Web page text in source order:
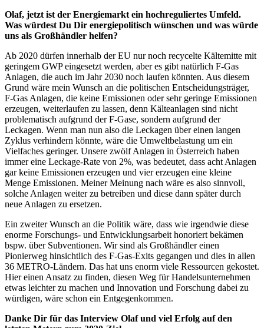
Olaf, jetzt ist der Energiemarkt ein hochreguliertes Umfeld.
Was würdest Du Dir energiepolitisch wünschen und was würde
uns als Großhändler helfen?
Ab 2020 dürfen innerhalb der EU nur noch recycelte Kältemitte mit
geringem GWP eingesetzt werden, aber es gibt natürlich F-Gas
Anlagen, die auch im Jahr 2030 noch laufen könnten. Aus diesem
Grund wäre mein Wunsch an die politischen Entscheidungsträger,
F-Gas Anlagen, die keine Emissionen oder sehr geringe Emissionen
erzeugen, weiterlaufen zu lassen, denn Kälteanlagen sind nicht
problematisch aufgrund der F-Gase, sondern aufgrund der
Leckagen. Wenn man nun also die Leckagen über einen langen
Zyklus verhindern könnte, wäre die Umweltbelastung um ein
Vielfaches geringer. Unsere zwölf Anlagen in Österreich haben
immer eine Leckage-Rate von 2%, was bedeutet, dass acht Anlagen
gar keine Emissionen erzeugen und vier erzeugen eine kleine
Menge Emissionen. Meiner Meinung nach wäre es also sinnvoll,
solche Anlagen weiter zu betreiben und diese dann später durch
neue Anlagen zu ersetzen.
Ein zweiter Wunsch an die Politik wäre, dass wie irgendwie diese
enorme Forschungs- und Entwicklungsarbeit honoriert bekämen
bspw. über Subventionen. Wir sind als Großhändler einen
Pionierweg hinsichtlich des F-Gas-Exits gegangen und dies in allen
36 METRO-Ländern. Das hat uns enorm viele Ressourcen gekostet.
Hier einen Ansatz zu finden, diesen Weg für Handelsunternehmen
etwas leichter zu machen und Innovation und Forschung dabei zu
würdigen, wäre schon ein Entgegenkommen.
Danke Dir für das Interview Olaf und viel Erfolg auf den